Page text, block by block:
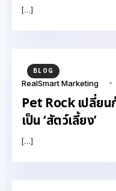
[…]
BLOG
RealSmart Marketing
Pet Rock เปลี่ย
เป็น ‘สัตว์เลี้ยง’
[…]